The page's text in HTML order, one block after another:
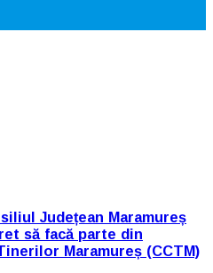
Județean Maramureș
să facă parte din
Maramureș (CCTM)